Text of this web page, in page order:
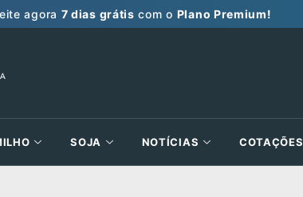
agora 7 dias grátis com o Plano Premium!
SOJA NOTÍCIAS COTAÇÕES